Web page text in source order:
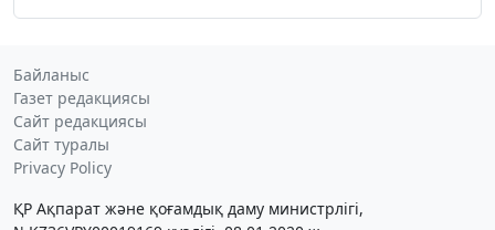
Байланыс
Газет редакциясы
Сайт редакциясы
Сайт туралы
Privacy Policy
ҚР Ақпарат және қоғамдық даму министрлігі,